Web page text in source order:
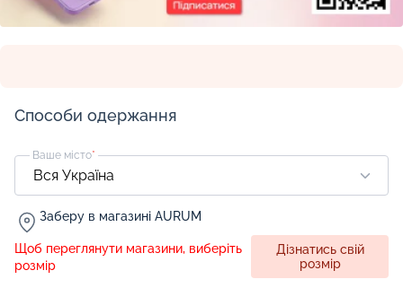
Способи одержання
Ваше місто*
Заберу в магазині AURUM
Щоб переглянути магазини, виберіть
розмір
Дізнатись свій
розмір